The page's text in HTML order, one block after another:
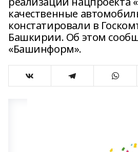
качественные
констатировали в
Башкирии. Об этом
«Башинформ».